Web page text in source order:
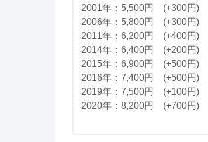
2001年：5,500円 (+300円)
2006年：5,800円 (+300円)
2011年：6,200円 (+400円)
2014年：6,400円 (+200円)
2015年：6,900円 (+500円)
2016年：7,400円 (+500円)
2019年：7,500円 (+100円)
2020年：8,200円 (+700円)